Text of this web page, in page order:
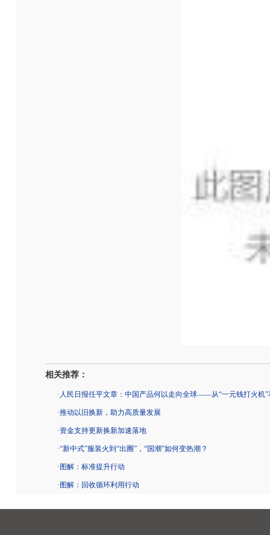
相关推荐：
· 人民日报任平文章：中国产品何以走向全球——从“一元钱打火机”
·推动以旧换新，助力高质量发展
·资金支持更新换新加速落地
·“新中式”服装火到“出圈”，“国潮”如何变热潮？
·图解：标准提升行动
·图解：回收循环利用行动